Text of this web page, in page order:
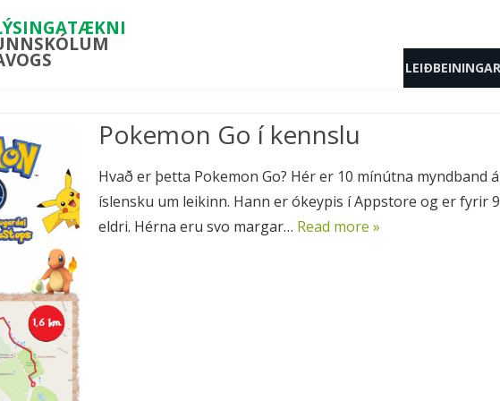
LEIÐBEININGAR
LEIÐBEININGAR
SPURNINGAR OG
Pokemon Go í kennslu
Hvað er þetta Pokemon Go? Hér er 10 mínútna myndband á
íslensku um leikinn. Hann er ókeypis í Appstore og er fyrir
eldri. Hérna eru svo margar… Read more »